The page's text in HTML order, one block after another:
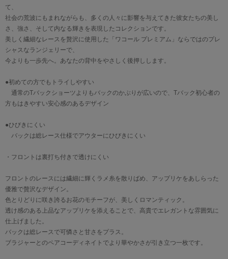
て、
社会の荒波にもまれながらも、多くの人々に影響を与えてきた彼女たちの美し
さ、強さ、そして内なる輝きを表現したコレクションです。
美しく繊細なレースを贅沢に使用した「ワコール プレミアム」ならではのプレ
シャスなランジェリーで、
今よりも一歩先へ。あなたの背中をやさしく後押しします。
●初めての方でもトライしやすい
通常のTバックショーツよりもバックのかぶりが広いので、Tバック初心者の
方もはきやすい安心感のあるデザイン
●ひびきにくい
バックは総レース仕様でアウターにひびきにくい
・フロントは裏打ち付きで透けにくい
フロントのレースには繊細に輝くラメ糸を散りばめ、アップリケをあしらった
優雅で贅沢なデザイン。
色とりどりに咲き誇るお花のモチーフが、美しくロマンティック。
透け感のある上品なアップリケを添えることで、高貴でエレガントな雰囲気に
仕上げました。
バックは総レースで可憐さと甘さをプラス。
ブラジャーとのペアコーディネイトでより華やかさが引き立つ一枚です。